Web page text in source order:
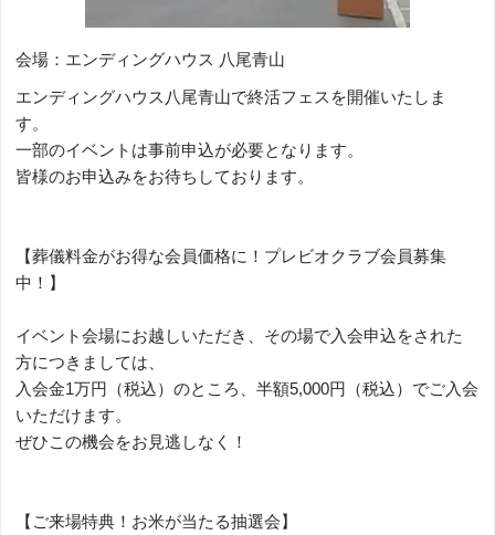
会場：エンディングハウス 八尾青山
エンディングハウス八尾青山で終活フェスを開催いたしま
す。
一部のイベントは事前申込が必要となります。
皆様のお申込みをお待ちしております。
【葬儀料金がお得な会員価格に！プレビオクラブ会員募集
中！】
イベント会場にお越しいただき、その場で入会申込をされた
方につきましては、
入会金1万円（税込）のところ、半額5,000円（税込）でご入会
いただけます。
ぜひこの機会をお見逃しなく！
【ご来場特典！お米が当たる抽選会】